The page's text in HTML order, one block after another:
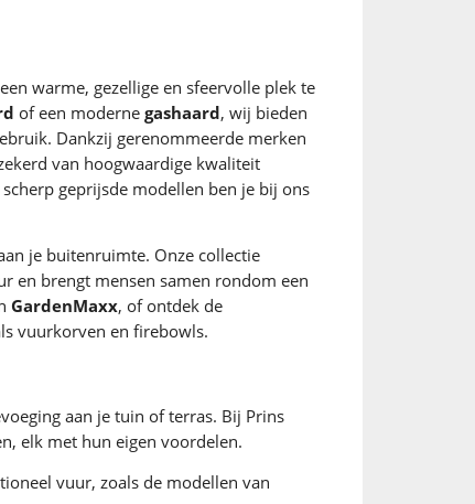
warme, gezellige en sfeervolle plek te
of een moderne gashaard, wij bieden
Dankzij gerenommeerde merken
van hoogwaardige kwaliteit
scherp geprijsde modellen ben je bij ons
je buitenruimte. Onze collectie
en brengt mensen samen rondom een
GardenMaxx, of ontdek de
vuurkorven en firebowls.
aan je tuin of terras. Bij Prins
elk met hun eigen voordelen.
vuur, zoals de modellen van